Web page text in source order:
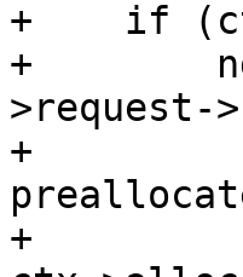
+    if
+
>request-
+
+